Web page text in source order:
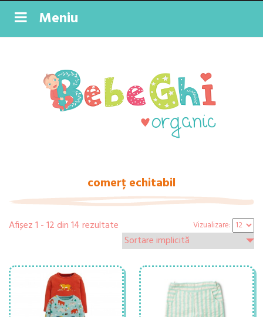
Meniu
comerț echitabil
Afișez 1 - 12 din 14 rezultate Vizualizare: